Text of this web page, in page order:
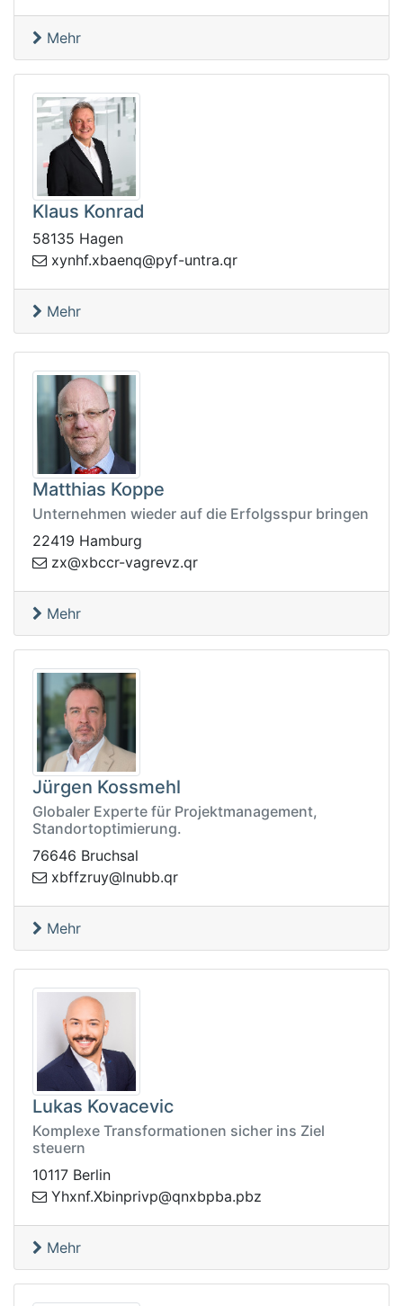
Mehr
Klaus Konrad
58135 Hagen
rq.ar
tnu-fyp@qneabx.fhnyx
Mehr
Matthias Koppe
Unternehmen wieder auf die Erfolgsspur bringen
22419 Hamburg
rq
.zvergav-rccbx@xz
Mehr
Jürgen Kossmehl
Globaler Experte für Projektmanagement,
Standortoptimierung.
76646 Bruchsal
rq.bbun
l@yurzffbx
Mehr
Lukas Kovacevic
Komplexe Transformationen sicher ins Ziel
steuern
10117 Berlin
zbp.abpbxnq
@pvirpnibX.fnxhY
Mehr